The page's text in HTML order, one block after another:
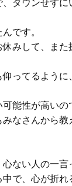
です。
みして、また
ってるように
能性が高いの
なさんから教
ない人の一言
で、心が折れ